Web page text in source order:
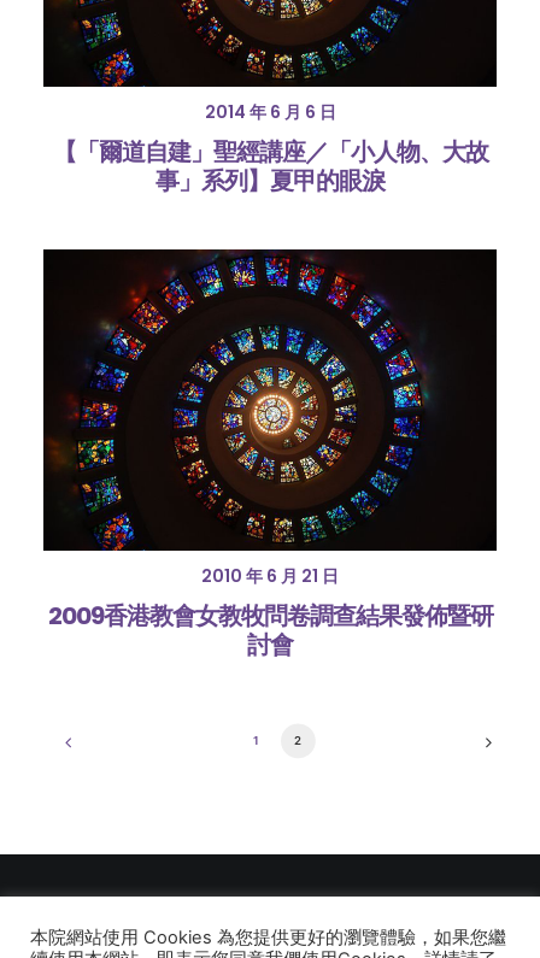
2014 年 6 月 6 日
【「爾道自建」聖經講座／「小人物、大故
事」系列】夏甲的眼淚
2010 年 6 月 21 日
2009香港教會女教牧問卷調查結果發佈暨研
討會
1 2
© 2026 建道神學院Alliance Bible Seminary. All rights reserved
本院網站使用 Cookies 為您提供更好的瀏覽體驗，如果您繼